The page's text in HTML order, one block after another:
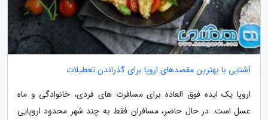
آشنایی با بهترین مقصدهای اروپا برای گذراندن تعطیلات
اروپا یک ایده فوق العاده برای مسافرت های فردی، خانوادگی و ماه
عسل است. در حال حاضر، مسافران فقط به چند شهر محدود اروپایی